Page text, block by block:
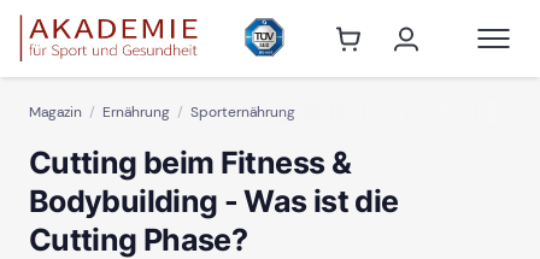
Magazin Ernährung Sporternährung
Cutting beim Fitness &
Bodybuilding - Was ist die
Cutting Phase?